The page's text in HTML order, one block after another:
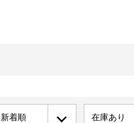
新着順 在庫あり